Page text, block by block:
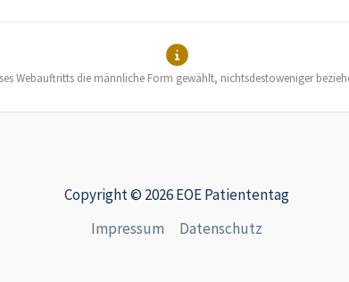
Webauftritts die männliche Form gewählt, nichtsdestoweniger
Copyright © 2026 EOE Patiententag
Impressum
Datenschutz